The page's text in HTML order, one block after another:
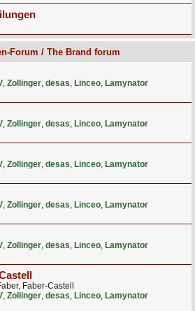
Forum / The Brand forum
, Zollinger, desas, Linceo, Lamynator
, Zollinger, desas, Linceo, Lamynator
, Zollinger, desas, Linceo, Lamynator
, Zollinger, desas, Linceo, Lamynator
, Zollinger, desas, Linceo, Lamynator
Faber-Castell
, Zollinger, desas, Linceo, Lamynator